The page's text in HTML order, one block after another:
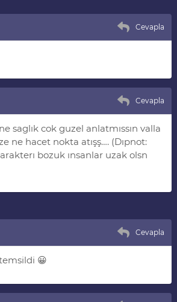
Cevapla
Cevapla
saglık cok guzel anlatmıssın valla
ne hacet nokta atışş…. (Dıpnot:
bozuk ınsanlar uzak olsn
Cevapla
😀